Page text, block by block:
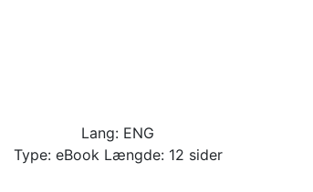
Lang: ENG
Type: eBook Længde: 12 sider